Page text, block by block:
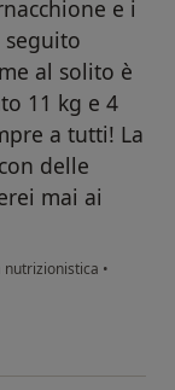
e i
al solito è
11 kg e 4
a tutti! La
delle
mai ai
nutrizionistica •